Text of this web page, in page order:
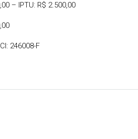
– IPTU: R$ 2.500,00
246008-F